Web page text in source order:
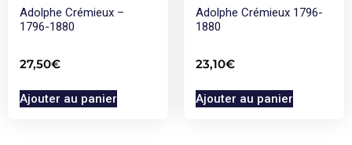
Adolphe Crémieux –
1796-1880
27,50€
Ajouter au panier
Adolphe Crémieux 1796-
1880
23,10€
Ajouter au panier